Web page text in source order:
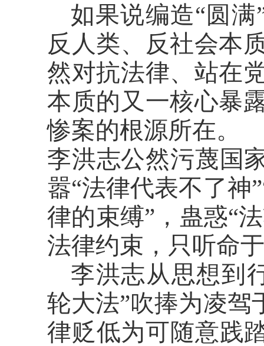
如果说编造“圆满
反人类、反社会本
然对抗法律、站在
本质的又一核心暴
惨案的根源所在。
李洪志公然污蔑国
嚣“法律代表不了神
律的束缚”，蛊惑“
法律约束，只听命
李洪志从思想到
轮大法”吹捧为凌驾
律贬低为可随意践